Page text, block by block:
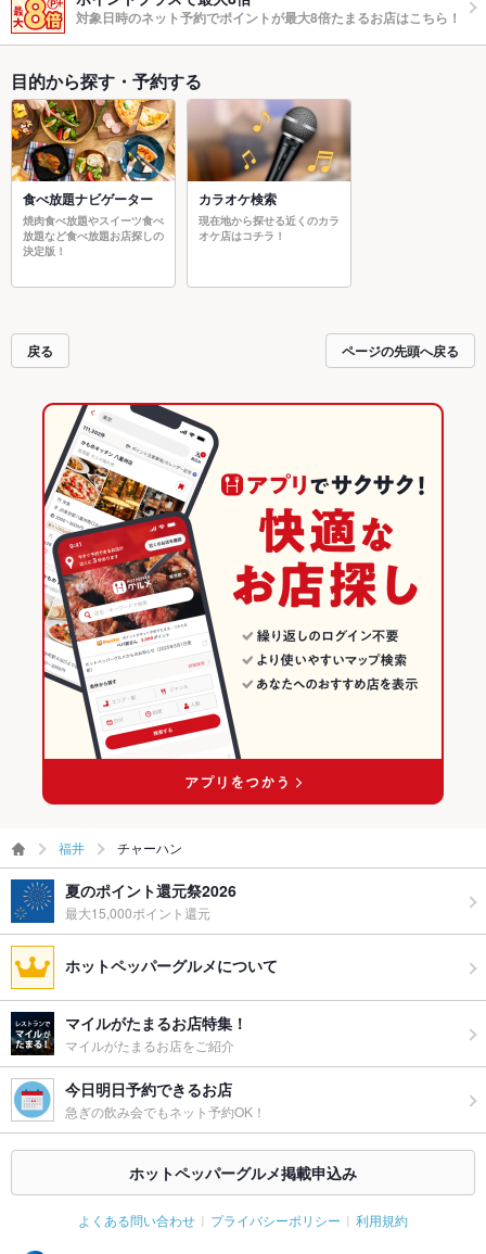
対象日時のネット予約でポイントが最大8倍たまるお店はこちら！
目的から探す・予約する
食べ放題ナビゲーター
焼肉食べ放題やスイーツ食べ
放題など食べ放題お店探しの
決定版！
カラオケ検索
現在地から探せる近くのカラ
オケ店はコチラ！
戻る ページの先頭へ戻る
福井 チャーハン
夏のポイント還元祭2026
最大15,000ポイント還元
ホットペッパーグルメについて
マイルがたまるお店特集！
マイルがたまるお店をご紹介
今日明日予約できるお店
急ぎの飲み会でもネット予約OK！
ホットペッパーグルメ掲載申込み
よくある問い合わせ プライバシーポリシー 利用規約